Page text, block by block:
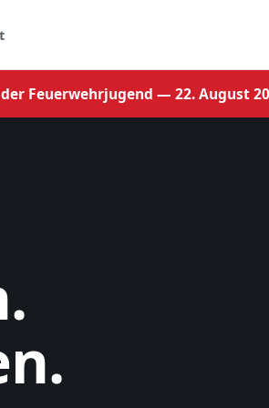
der Feuerwehrjugend — 22. August